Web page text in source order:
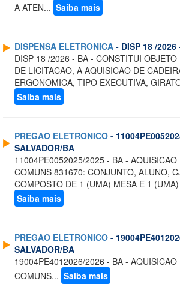
A ATEN... Saiba mais
DISPENSA ELETRONICA - DISP 18 /
DISP 18 /2026 - BA - CONSTITUI OBJETO
DE LICITACAO, A AQUISICAO DE
ERGONOMICA, TIPO EXECUTIVA,
Saiba mais
PREGAO ELETRONICO -
SALVADOR/BA
11004PE0052025/2025 - BA - AQUISICAO
COMUNS 831670: CONJUNTO, ALUNO,
COMPOSTO DE 1 (UMA) MESA E 1
Saiba mais
PREGAO ELETRONICO -
SALVADOR/BA
19004PE4012026/2026 - BA - AQUISICAO
COMUNS... Saiba mais